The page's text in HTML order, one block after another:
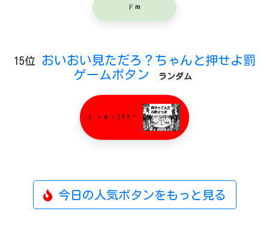
ドm
15位
おいおい見ただろ？ちゃんと押せよ罰
ゲームボタン
ランダム
( ＞o＜)ｷｬｰ
今日の人気ボタンをもっと見る